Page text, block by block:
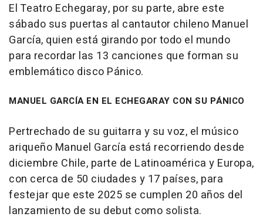
El Teatro Echegaray, por su parte, abre este
sábado sus puertas al cantautor chileno Manuel
García, quien está girando por todo el mundo
para recordar las 13 canciones que forman su
emblemático disco Pánico.
MANUEL GARCÍA EN EL ECHEGARAY CON SU PÁNICO
Pertrechado de su guitarra y su voz, el músico
ariqueño Manuel García está recorriendo desde
diciembre Chile, parte de Latinoamérica y Europa,
con cerca de 50 ciudades y 17 países, para
festejar que este 2025 se cumplen 20 años del
lanzamiento de su debut como solista.